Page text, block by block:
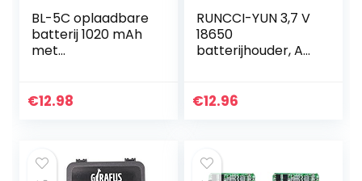
BL-5C oplaadbare
batterij 1020 mAh
met
2pc)
€12.98
RUNCCI-YUN 3,7 V
18650
batterijhouder, AA
kunststof
€12.96